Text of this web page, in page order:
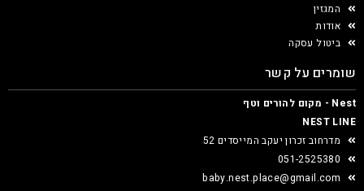
המגזין
אודות
ביטול עסקה
שומרים על קשר
Nest - מקום להורים וטף
NEST LINE
מדרחוב זכרון יעקב המייסדים 52
051-2525380
baby.nest.place@gmail.com